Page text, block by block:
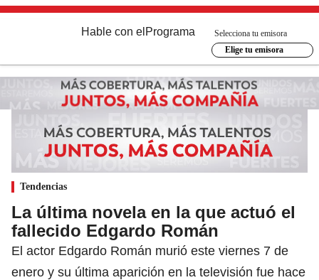
Hable con el Programa
Selecciona tu emisora
Elige tu emisora
Tendencias
La última novela en la que actuó el
fallecido Edgardo Román
El actor Edgardo Román murió este viernes 7 de
enero y su última aparición en la televisión fue hace